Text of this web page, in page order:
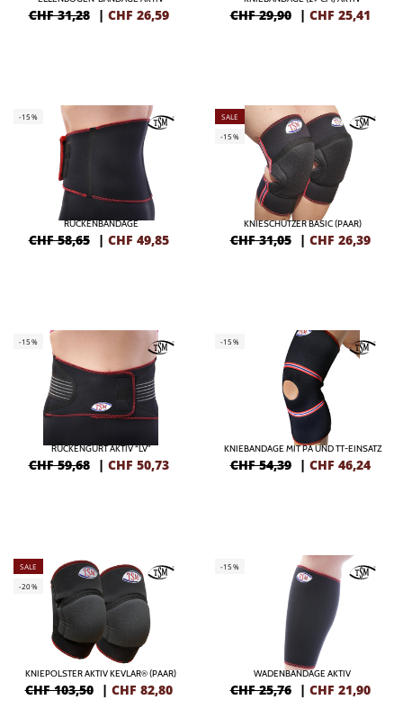
CHF 31,28 | CHF 26,59 CHF 29,90 | CHF 25,41
-15%
RÜCKENBANDAGE
CHF 58,65 | CHF 49,85
SALE
-15%
KNIESCHÜTZER BASIC (PAAR)
CHF 31,05 | CHF 26,39
-15%
RÜCKENGURT AKTIV “LV”
CHF 59,68 | CHF 50,73
-15%
KNIEBANDAGE MIT PA UND TT-EINSATZ
CHF 54,39 | CHF 46,24
SALE
-20%
KNIEPOLSTER AKTIV KEVLAR® (PAAR)
CHF 103,50 | CHF 82,80
-15%
WADENBANDAGE AKTIV
CHF 25,76 | CHF 21,90